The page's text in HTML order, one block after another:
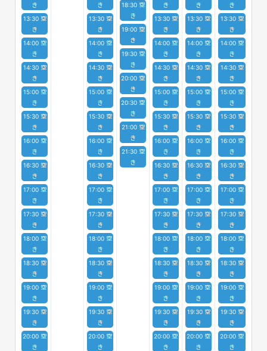
き
13:30 空
き
14:00 空
き
14:30 空
き
15:00 空
き
15:30 空
き
16:00 空
き
16:30 空
き
17:00 空
き
17:30 空
き
18:00 空
き
18:30 空
き
19:00 空
き
19:30 空
き
20:00 空
き
き
13:30 空
き
14:00 空
き
14:30 空
き
15:00 空
き
15:30 空
き
16:00 空
き
16:30 空
き
17:00 空
き
17:30 空
き
18:00 空
き
18:30 空
き
19:00 空
き
19:30 空
き
20:00 空
き
18:30 空
き
19:00 空
き
19:30 空
き
20:00 空
き
20:30 空
き
21:00 空
き
21:30 空
き
き
13:30 空
き
14:00 空
き
14:30 空
き
15:00 空
き
15:30 空
き
16:00 空
き
16:30 空
き
17:00 空
き
17:30 空
き
18:00 空
き
18:30 空
き
19:00 空
き
19:30 空
き
20:00 空
き
き
13:30 空
き
14:00 空
き
14:30 空
き
15:00 空
き
15:30 空
き
16:00 空
き
16:30 空
き
17:00 空
き
17:30 空
き
18:00 空
き
18:30 空
き
19:00 空
き
19:30 空
き
20:00 空
き
き
13:30 空
き
14:00 空
き
14:30 空
き
15:00 空
き
15:30 空
き
16:00 空
き
16:30 空
き
17:00 空
き
17:30 空
き
18:00 空
き
18:30 空
き
19:00 空
き
19:30 空
き
20:00 空
き